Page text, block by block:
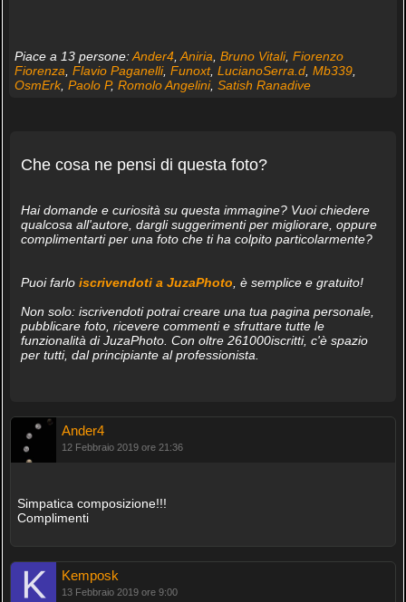
Piace a 13 persone:Ander4, Aniria Bruno Vitali, Fiorenzo
Fiorenza Flavio Paganelli, Funoxt, LucianoSerra.d, Mb339,
OsmErk, Paolo P, Romolo Angelini, Satish Ranadive
Che cosa ne pensi di questa foto?
Hai domande e curiosità su questa immagine? Vuoi chiedere
qualcosa all'autore, dargli suggerimenti per migliorare, oppure
complimentarti per una foto che ti ha colpito particolarmente?
Puoi farlo iscrivendoti a JuzaPhoto , è semplice e gratuito!
Non solo: iscrivendoti potrai creare una tua pagina personale,
pubblicare foto, ricevere commenti e sfruttare tutte le
funzionalità di JuzaPhoto. Con oltre 261000iscritti, c'è spazio
per tutti, dal principiante al professionista.
Ander4
12 Febbraio 2019 ore 21:36
Simpatica composizione!!!
Complimenti
Kemposk
13 Febbraio 2019 ore 9:00